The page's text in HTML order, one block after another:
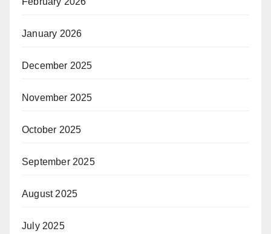
January 2026
December 2025
November 2025
October 2025
September 2025
August 2025
July 2025